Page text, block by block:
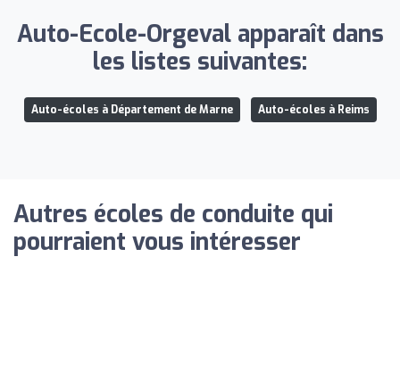
Auto-Ecole-Orgeval apparaît dans
les listes suivantes:
Auto-écoles à Département de Marne Auto-écoles à Reims
Autres écoles de conduite qui
pourraient vous intéresser